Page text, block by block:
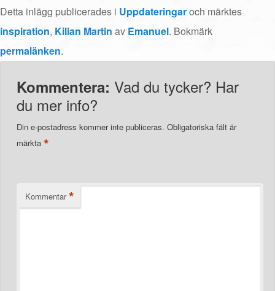
Detta inlägg publicerades i Uppdateringaroch märktes
inspiration, Kilian Martin av Emanuel. Bokmärk
permalänken.
Kommentera: Vad du tycker? Har
du mer info?
Din e-postadress kommer inte publiceras. Obligatoriska fält är
märkta *
Kommentar *